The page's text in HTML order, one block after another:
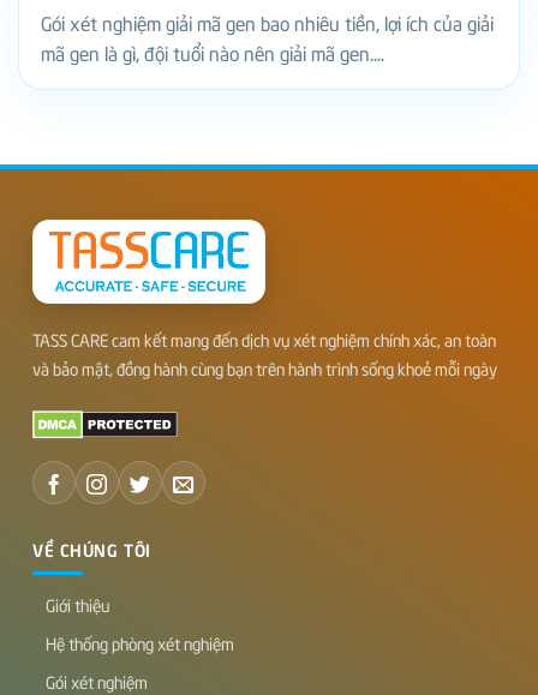
Gói xét nghiệm giải mã gen bao nhiêu tiền, lợi ích của giải
mã gen là gì, đội tuổi nào nên giải mã gen....
TASS CARE cam kết mang đến dịch vụ xét nghiệm chính xác, an toàn
và bảo mật, đồng hành cùng bạn trên hành trình sống khoẻ mỗi ngày
VỀ CHÚNG TÔI
Giới thiệu
Hệ thống phòng xét nghiệm
Gói xét nghiệm